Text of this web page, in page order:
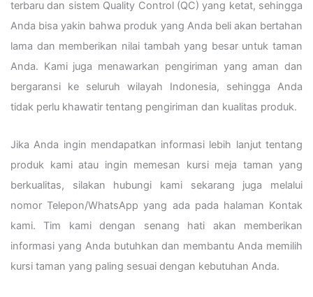
terbaru dan sistem Quality Control (QC) yang ketat, sehingga
Anda bisa yakin bahwa produk yang Anda beli akan bertahan
lama dan memberikan nilai tambah yang besar untuk taman
Anda. Kami juga menawarkan pengiriman yang aman dan
bergaransi ke seluruh wilayah Indonesia, sehingga Anda
tidak perlu khawatir tentang pengiriman dan kualitas produk.
Jika Anda ingin mendapatkan informasi lebih lanjut tentang
produk kami atau ingin memesan kursi meja taman yang
berkualitas, silakan hubungi kami sekarang juga melalui
nomor Telepon/WhatsApp yang ada pada halaman Kontak
kami. Tim kami dengan senang hati akan memberikan
informasi yang Anda butuhkan dan membantu Anda memilih
kursi taman yang paling sesuai dengan kebutuhan Anda.